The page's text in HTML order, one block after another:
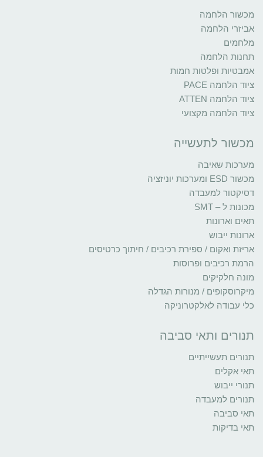
מכשור הלחמה
אביזרי הלחמה
מלחמים
תחנות הלחמה
אמבטיות ופלטות חמות
ציוד הלחמה PACE
ציוד הלחמה ATTEN
ציוד הלחמה מקצועי
מכשור לתעשייה
מערכות שאיבה
מכשור ESD ומערכות יוניזציה
דסיקטור למעבדה
מכונות ל – SMT
תאים וארונות
ארונות ייבוש
אריזת ואקום / ספירת רכיבים / חיתוך כרטיסים
הרמת רכיבים ופרוסות
מונה חלקיקים
מיקרוסקופים / מנורות הגדלה
כלי עבודה לאלקטרוניקה
תנורים ותאי סביבה
תנורים תעשייתיים
תאי אקלים
תנורי ייבוש
תנורים למעבדה
תאי סביבה
תאי בדיקות